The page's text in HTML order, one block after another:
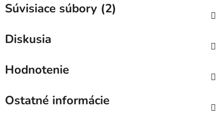
Súvisiace súbory (2)
Diskusia
Hodnotenie
Ostatné informácie